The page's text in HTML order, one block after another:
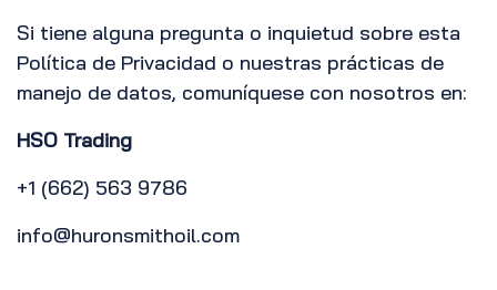
Si tiene alguna pregunta o inquietud sobre esta
Política de Privacidad o nuestras prácticas de
manejo de datos, comuníquese con nosotros en:
HSO Trading
+1 (662) 563 9786
info@huronsmithoil.com